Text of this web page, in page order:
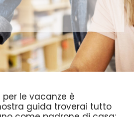
le vacanze è
guida troverai tutto